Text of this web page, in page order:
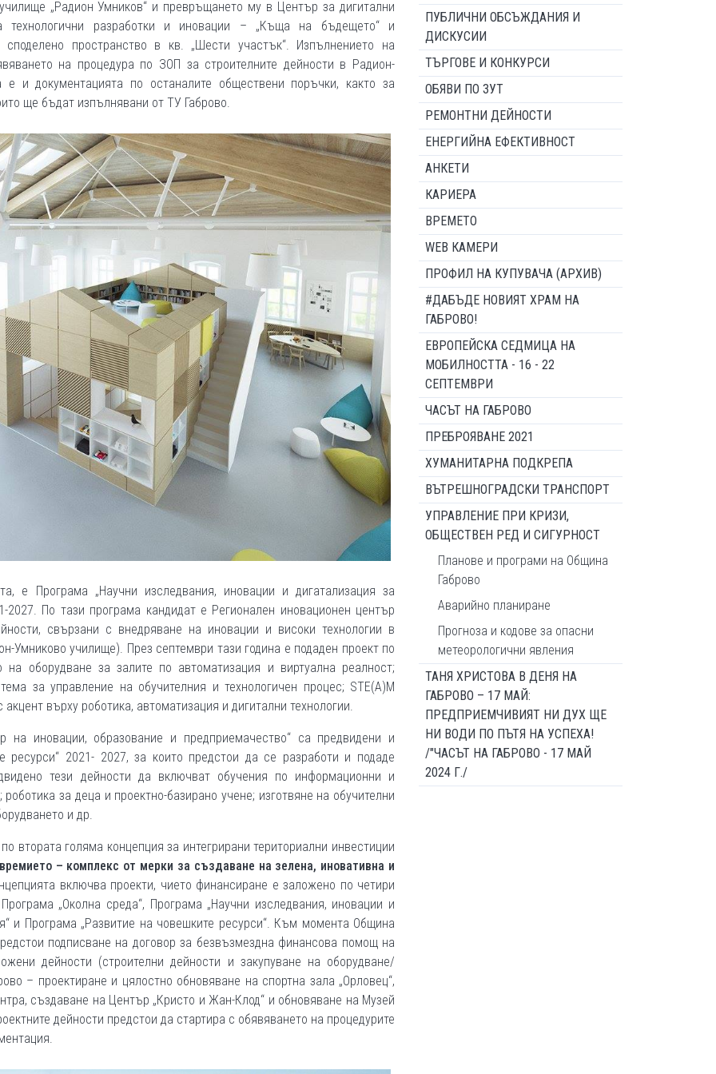
„Радион Умников“ и превръщането му в Център за дигитални
разработки и иновации – „Къща на бъдещето“ и
пространство в кв. „Шести участък“. Изпълнението на
на процедура по ЗОП за строителните дейности в Радион-
и документацията по останалите обществени поръчки, както за
ще бъдат изпълнявани от ТУ Габрово.
е Програма „Научни изследвания, иновации и дигатализация за
По тази програма кандидат е Регионален иновационен център
свързани с внедряване на иновации и високи технологии в
Умниково училище). През септември тази година е подаден проект по
оборудване за залите по автоматизация и виртуална реалност;
за управление на обучителния и технологичен процес; STE(A)M
върху роботика, автоматизация и дигитални технологии.
иновации, образование и предприемачество“ са предвидени и
ресурси“ 2021- 2027, за които предстои да се разработи и подаде
тези дейности да включват обучения по информационни и
за деца и проектно-базирано учене; изготвяне на обучителни
и др.
втората голяма концепция за интегрирани териториални инвестиции
– комплекс от мерки за създаване на зелена, иновативна и
включва проекти, чието финансиране е заложено по четири
„Околна среда“, Програма „Научни изследвания, иновации и
и Програма „Развитие на човешките ресурси“. Към момента Община
подписване на договор за безвъзмездна финансова помощ на
дейности (строителни дейности и закупуване на оборудване/
– проектиране и цялостно обновяване на спортна зала „Орловец“,
създаване на Център „Кристо и Жан-Клод“ и обновяване на Музей
дейности предстои да стартира с обявяването на процедурите
ПУБЛИЧНИ ОБСЪЖДАНИЯ И
ДИСКУСИИ
ТЪРГОВЕ И КОНКУРСИ
ОБЯВИ ПО ЗУТ
РЕМОНТНИ ДЕЙНОСТИ
ЕНЕРГИЙНА ЕФЕКТИВНОСТ
АНКЕТИ
КАРИЕРА
ВРЕМЕТО
WEB КАМЕРИ
ПРОФИЛ НА КУПУВАЧА (АРХИВ)
#ДАБЪДЕ НОВИЯТ ХРАМ НА
ГАБРОВО!
ЕВРОПЕЙСКА СЕДМИЦА НА
МОБИЛНОСТТА - 16 - 22
СЕПТЕМВРИ
ЧАСЪТ НА ГАБРОВО
ПРЕБРОЯВАНЕ 2021
ХУМАНИТАРНА ПОДКРЕПА
ВЪТРЕШНОГРАДСКИ ТРАНСПОРТ
УПРАВЛЕНИЕ ПРИ КРИЗИ,
ОБЩЕСТВЕН РЕД И СИГУРНОСТ
Планове и програми на Община
Габрово
Аварийно планиране
Прогноза и кодове за опасни
метеорологични явления
ТАНЯ ХРИСТОВА В ДЕНЯ НА
ГАБРОВО – 17 МАЙ:
ПРЕДПРИЕМЧИВИЯТ НИ ДУХ ЩЕ
НИ ВОДИ ПО ПЪТЯ НА УСПЕХА!
/"ЧАСЪТ НА ГАБРОВО - 17 МАЙ
2024 Г./